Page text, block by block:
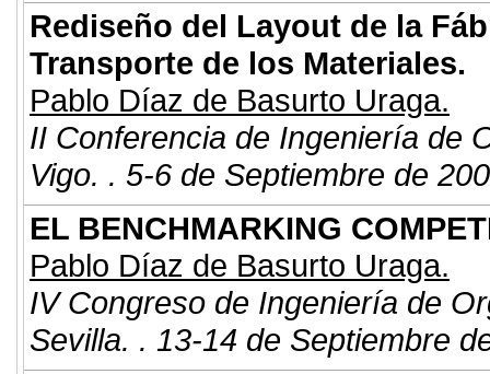
Rediseño del Layout de la
Transporte de los Materiales.
Pablo Díaz de Basurto Uraga.
II Conferencia de Ingeniería de
Vigo. . 5-6 de Septiembre de
EL BENCHMARKING
Pablo Díaz de Basurto Uraga.
IV Congreso de Ingeniería de
Sevilla. . 13-14 de Septiembre